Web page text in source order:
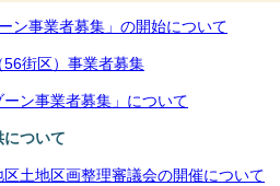
ン事業者募集」の開始について
街区）事業者募集
ン事業者募集」について
ついて
土地区画整理審議会の開催について